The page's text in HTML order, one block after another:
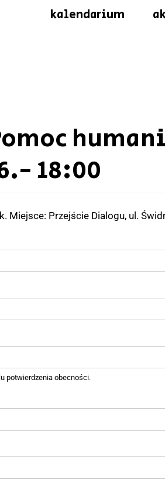
kalendarium
18:00
Miejsce: Przejście Dialogu, ul.
potwierdzenia obecności.